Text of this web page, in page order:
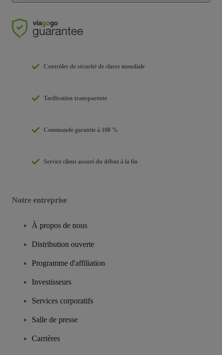
Contrôles de sécurité de classe mondiale
Tarification transparente
Commande garantie à 100 %
Service client assuré du début à la fin
Notre entreprise
À propos de nous
Distribution ouverte
Programme d'affiliation
Investisseurs
Services corporatifs
Salle de presse
Carrières